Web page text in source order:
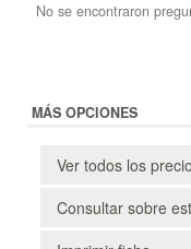
No se encontraron
MÁS OPCIONES
Ver todos los
Consultar sobre